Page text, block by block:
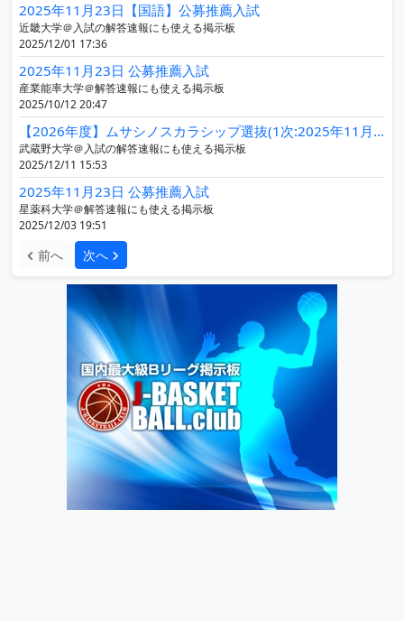
2025年11月23日【国語】公募推薦入試
近畿大学＠入試の解答速報にも使える掲示板
2025/12/01 17:36
2025年11月23日 公募推薦入試
産業能率大学＠解答速報にも使える掲示板
2025/10/12 20:47
【2026年度】ムサシノスカラシップ選抜(1次:2025年11月23日)
武蔵野大学＠入試の解答速報にも使える掲示板
2025/12/11 15:53
2025年11月23日 公募推薦入試
星薬科大学＠解答速報にも使える掲示板
2025/12/03 19:51
前へ 次へ